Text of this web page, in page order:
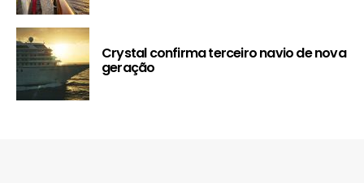
Crystal confirma terceiro navio de nova
geração